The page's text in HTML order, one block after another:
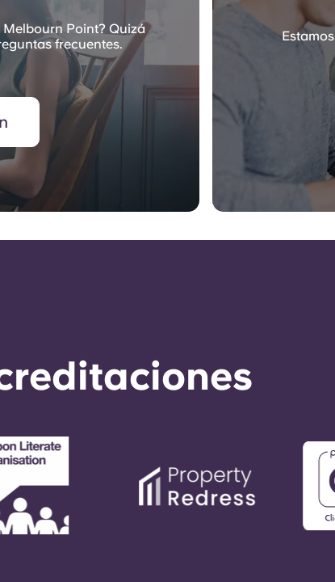
Melbourn Point? Quizá
frecuentes.